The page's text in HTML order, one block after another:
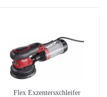
Flex Exzentersxchleifer